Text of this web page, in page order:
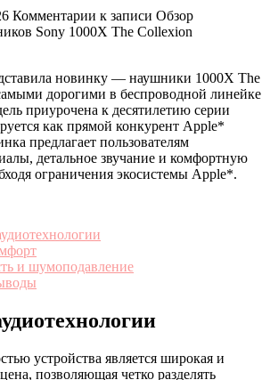
Комментарии к записи Обзор
Sony 1000X The Collexion
новинку — наушники 1000X The
дорогими в беспроводной линейке
приурочена к десятилетию серии
как прямой конкурент Apple*
предлагает пользователям
детальное звучание и комфортную
ограничения экосистемы Apple*.
и шумоподавление
устройства является широкая и
позволяющая четко разделять